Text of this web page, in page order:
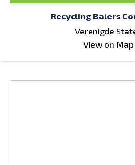
Recycling Balers
Verenigde
View on Map